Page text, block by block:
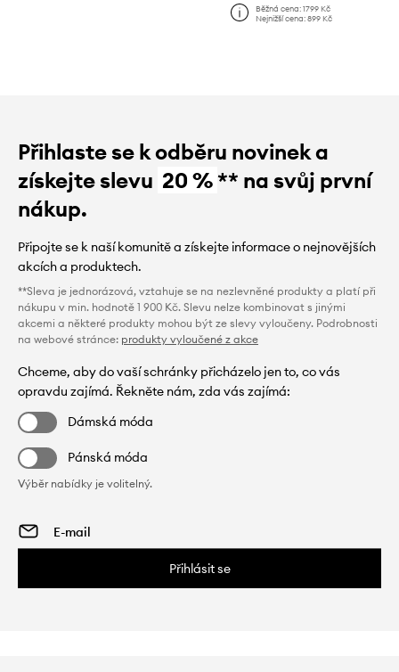
Běžná cena: 1799 Kč
Nejnižší cena: 899 Kč
Přihlaste se k odběru novinek a
získejte slevu 20 %** na svůj první
nákup.
Připojte se k naší komunitě a získejte informace o nejnovějších
akcích a produktech.
**Sleva je jednorázová, vztahuje se na nezlevněné produkty a platí při
nákupu v min. hodnotě 1 900 Kč. Slevu nelze kombinovat s jinými
akcemi a některé produkty mohou být ze slevy vyloučeny. Podrobnosti
na webové stránce: produkty vyloučené z akce
Chceme, aby do vaší schránky přicházelo jen to, co vás
opravdu zajímá. Řekněte nám, zda vás zajímá:
Dámská móda
Pánská móda
Výběr nabídky je volitelný.
Přihlásit se